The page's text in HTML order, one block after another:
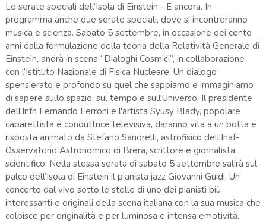
Le serate speciali dell’Isola di Einstein - E ancora. In
programma anche due serate speciali, dove si incontreranno
musica e scienza. Sabato 5 settembre, in occasione dei cento
anni dalla formulazione della teoria della Relatività Generale di
Einstein, andrà in scena “Dialoghi Cosmici”, in collaborazione
con l’Istituto Nazionale di Fisica Nucleare. Un dialogo
spensierato e profondo su quel che sappiamo e immaginiamo
di sapere sullo spazio, sul tempo e sull'Universo. Il presidente
dell'Infn Fernando Ferroni e l'artista Syusy Blady, popolare
cabarettista e conduttrice televisiva, daranno vita a un botta e
risposta animato da Stefano Sandrelli, astrofisico dell'Inaf-
Osservatorio Astronomico di Brera, scrittore e giornalista
scientifico. Nella stessa serata di sabato 5 settembre salirà sul
palco dell’Isola di Einstein il pianista jazz Giovanni Guidi. Un
concerto dal vivo sotto le stelle di uno dei pianisti più
interessanti e originali della scena italiana con la sua musica che
colpisce per originalità e per luminosa e intensa emotività.